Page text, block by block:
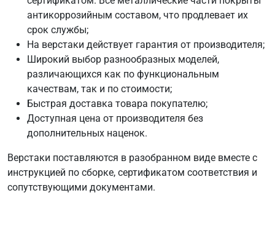
антикоррозийным составом, что продлевает их
срок службы;
На верстаки действует гарантия от производителя;
Широкий выбор разнообразных моделей,
различающихся как по функциональным
качествам, так и по стоимости;
Быстрая доставка товара покупателю;
Доступная цена от производителя без
дополнительных наценок.
Верстаки поставляются в разобранном виде вместе с
инструкцией по сборке, сертификатом соответствия и
сопутствующими документами.